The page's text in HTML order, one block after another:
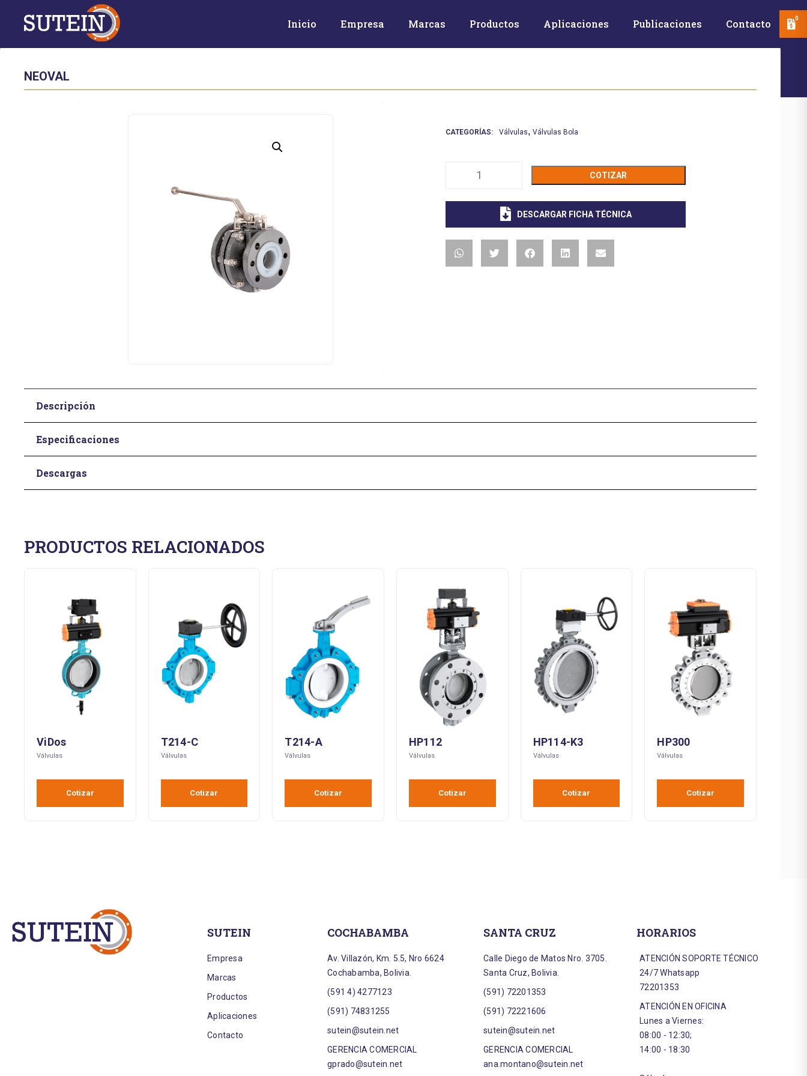
Inicio Empresa Marcas Productos Aplicaciones Publicaciones Contacto 0
NEOVAL
CATEGORÍAS: Válvulas, Válvulas Bola
COTIZAR
DESCARGAR FICHA TÉCNICA
Descripción
Especificaciones
Descargas
PRODUCTOS RELACIONADOS
ViDos
Válvulas
Cotizar
T214-C
Válvulas
Cotizar
T214-A
Válvulas
Cotizar
HP112
Válvulas
Cotizar
HP114-K3
Válvulas
Cotizar
HP300
Válvulas
Cotizar
SUTEIN
Empresa
Marcas
Productos
Aplicaciones
Contacto
COCHABAMBA
Av. Villazón, Km. 5.5, Nro 6624
Cochabamba, Bolivia.
(591 4) 4277123
(591) 74831255
sutein@sutein.net
GERENCIA COMERCIAL
gprado@sutein.net
SANTA CRUZ
Calle Diego de Matos Nro. 3705.
Santa Cruz, Bolivia.
(591) 72201353
(591) 72221606
sutein@sutein.net
GERENCIA COMERCIAL
ana.montano@sutein.net
HORARIOS
ATENCIÓN SOPORTE TÉCNICO
24/7 Whatsapp
72201353
ATENCIÓN EN OFICINA
Lunes a Viernes:
08:00 - 12:30;
14:00 - 18:30